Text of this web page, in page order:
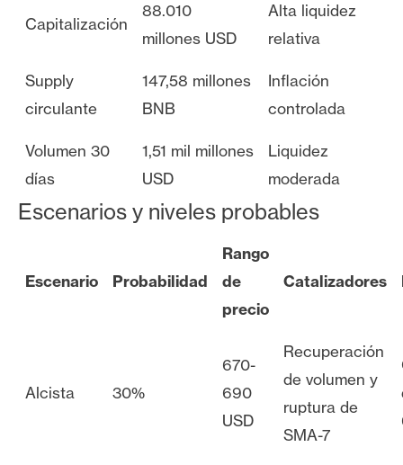
Capitalización
88.010
millones USD
Alta liquidez
relativa
Supply
circulante
147,58 millones
BNB
Inflación
controlada
Volumen 30
días
1,51 mil millones
USD
Liquidez
moderada
Escenarios y niveles probables
Escenario Probabilidad
Rango
de
precio
Catalizadores
Alcista 30%
670-
690
USD
Recuperación
de volumen y
ruptura de
SMA-7